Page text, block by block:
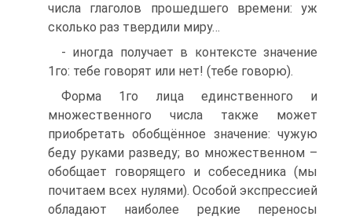
числа глаголов прошедшего времени: уж
сколько раз твердили миру…
- иногда получает в контексте значение
1го: тебе говорят или нет! (тебе говорю).
Форма 1го лица единственного и
множественного числа также может
приобретать обобщённое значение: чужую
беду руками разведу; во множественном –
обобщает говорящего и собеседника (мы
почитаем всех нулями). Особой экспрессией
обладают наиболее редкие переносы